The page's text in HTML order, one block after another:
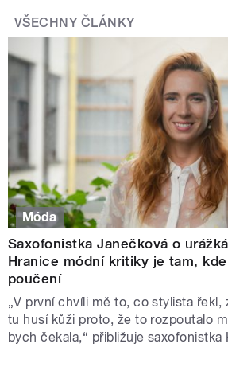
VŠECHNY ČLÁNKY
Móda
Saxofonistka Janečková o
Hranice módní kritiky je tam,
poučení
„V první chvíli mě to, co stylista řekl,
tu husí kůži proto, že to rozpoutalo
bych čekala,“ přibližuje saxofonistka